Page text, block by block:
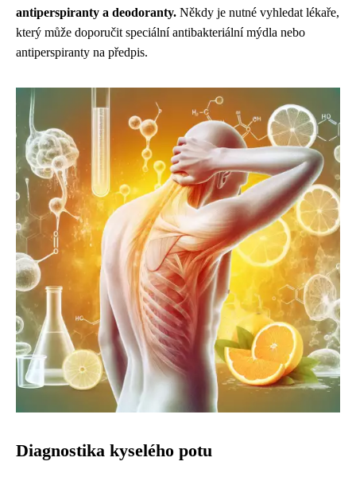
antiperspiranty a deodoranty. Někdy je nutné vyhledat lékaře,
který může doporučit speciální antibakteriální mýdla nebo
antiperspiranty na předpis.
Diagnostika kyselého potu